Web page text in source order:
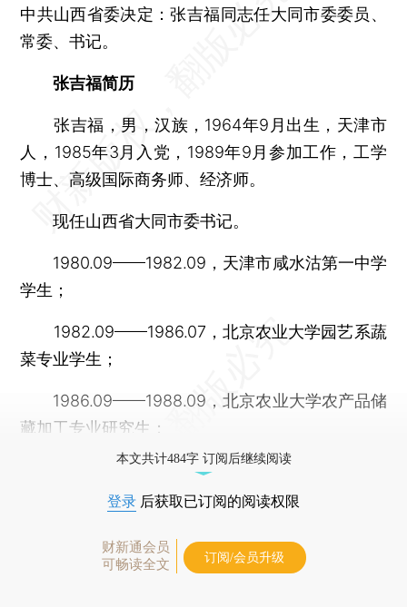
中共山西省委决定：张吉福同志任大同市委委员、
常委、书记。
张吉福简历
张吉福，男，汉族，1964年9月出生，天津市
人，1985年3月入党，1989年9月参加工作，工学
博士、高级国际商务师、经济师。
现任山西省大同市委书记。
1980.09——1982.09，天津市咸水沽第一中学
学生；
1982.09——1986.07，北京农业大学园艺系蔬
菜专业学生；
1986.09——1988.09，北京农业大学农产品储
藏加工专业研究生；
本文共计484字 订阅后继续阅读
登录 后获取已订阅的阅读权限
财新通会员
可畅读全文
订阅/会员升级